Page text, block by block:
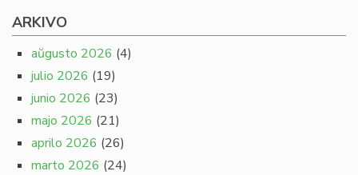
ARKIVO
aŭgusto 2026 (4)
julio 2026 (19)
junio 2026 (23)
majo 2026 (21)
aprilo 2026 (26)
marto 2026 (24)